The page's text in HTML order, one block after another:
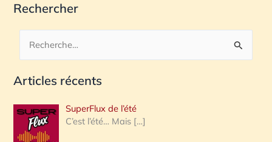
Rechercher
c
e
r
Articles récents
SuperFlux de l’été
C’est l’été… Mais […]